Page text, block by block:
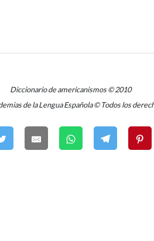
Diccionario de americanismos © 2010
de la Lengua Española © Todos los